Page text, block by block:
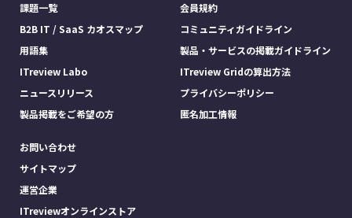
課題一覧
B2B IT / SaaS カオスマップ
用語集
ITreview Labo
ニュースリリース
製品掲載をご希望の方
会員規約
コミュニティガイドライン
製品・サービスの掲載ガイドライン
ITreview Gridの算出方法
プライバシーポリシー
匿名加工情報
お問い合わせ
サイトマップ
運営企業
ITreviewオンラインストア